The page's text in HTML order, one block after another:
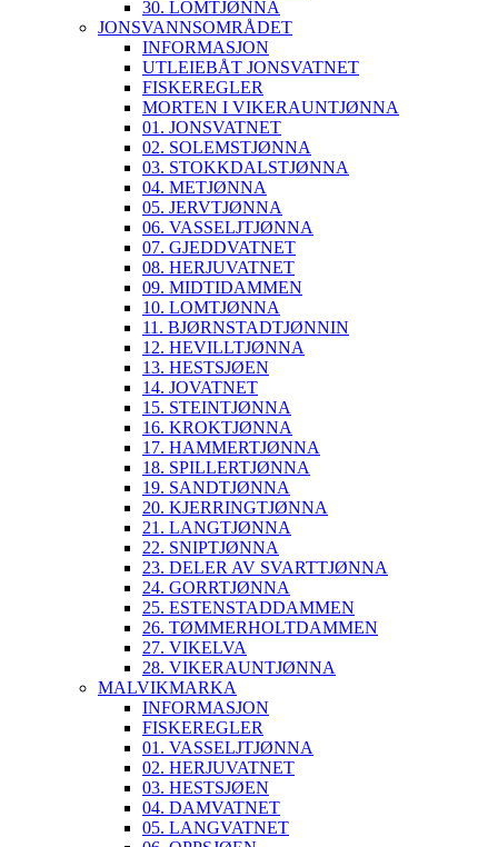
30. LOMTJØNNA
JONSVANNSOMRÅDET
INFORMASJON
UTLEIEBÅT JONSVATNET
FISKEREGLER
MORTEN I VIKERAUNTJØNNA
01. JONSVATNET
02. SOLEMSTJØNNA
03. STOKKDALSTJØNNA
04. METJØNNA
05. JERVTJØNNA
06. VASSELJTJØNNA
07. GJEDDVATNET
08. HERJUVATNET
09. MIDTIDAMMEN
10. LOMTJØNNA
11. BJØRNSTADTJØNNIN
12. HEVILLTJØNNA
13. HESTSJØEN
14. JOVATNET
15. STEINTJØNNA
16. KROKTJØNNA
17. HAMMERTJØNNA
18. SPILLERTJØNNA
19. SANDTJØNNA
20. KJERRINGTJØNNA
21. LANGTJØNNA
22. SNIPTJØNNA
23. DELER AV SVARTTJØNNA
24. GORRTJØNNA
25. ESTENSTADDAMMEN
26. TØMMERHOLTDAMMEN
27. VIKELVA
28. VIKERAUNTJØNNA
MALVIKMARKA
INFORMASJON
FISKEREGLER
01. VASSELJTJØNNA
02. HERJUVATNET
03. HESTSJØEN
04. DAMVATNET
05. LANGVATNET